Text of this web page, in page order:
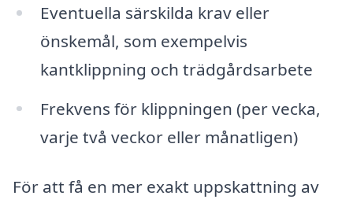
Eventuella särskilda krav eller
önskemål, som exempelvis
kantklippning och trädgårdsarbete
Frekvens för klippningen (per vecka,
varje två veckor eller månatligen)
För att få en mer exakt uppskattning av